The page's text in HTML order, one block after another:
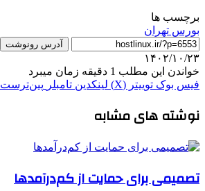
برچسب ها
بورس تهران
آدرس رونوشت
۱۴۰۲/۱۰/۲۳
خواندن این مطلب 1 دقیقه زمان میبرد
فیس بوک توییتر (X) لینکدین ‫تامبلر ‫پین‌ترست
نوشته های مشابه
تصمیمی برای حمایت از کم‌درآمدها